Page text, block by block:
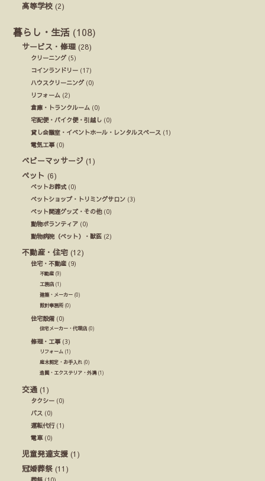
高等学校 (2)
暮らし・生活 (108)
サービス・修理 (28)
クリーニング(5)
コインランドリー (17)
ハウスクリーニング(0)
リフォーム (2)
倉庫・トランクルーム (0)
宅配便・バイク便・引越し (0)
貸し会議室・イベントホール・レンタルスペース (1)
電気工事(0)
ベビーマッサージ (1)
ペット (6)
ペットお葬式(0)
ペットショップ・トリミングサロン (3)
ペット関連グッズ・その他(0)
動物ボランティア (0)
動物病院（ペット）・獣医 (2)
不動産・住宅 (12)
住宅・不動産 (9)
不動産 (9)
工務店 (1)
建築・メーカー (0)
設計事務所(0)
住宅設備(0)
住宅メーカー・代理店 (0)
修理・工事(3)
リフォーム (1)
庭木剪定・お手入れ (0)
造園・エクステリア・外溝(1)
交通 (1)
タクシー (0)
バス (0)
運転代行(1)
電車(0)
児童発達支援 (1)
冠婚葬祭 (11)